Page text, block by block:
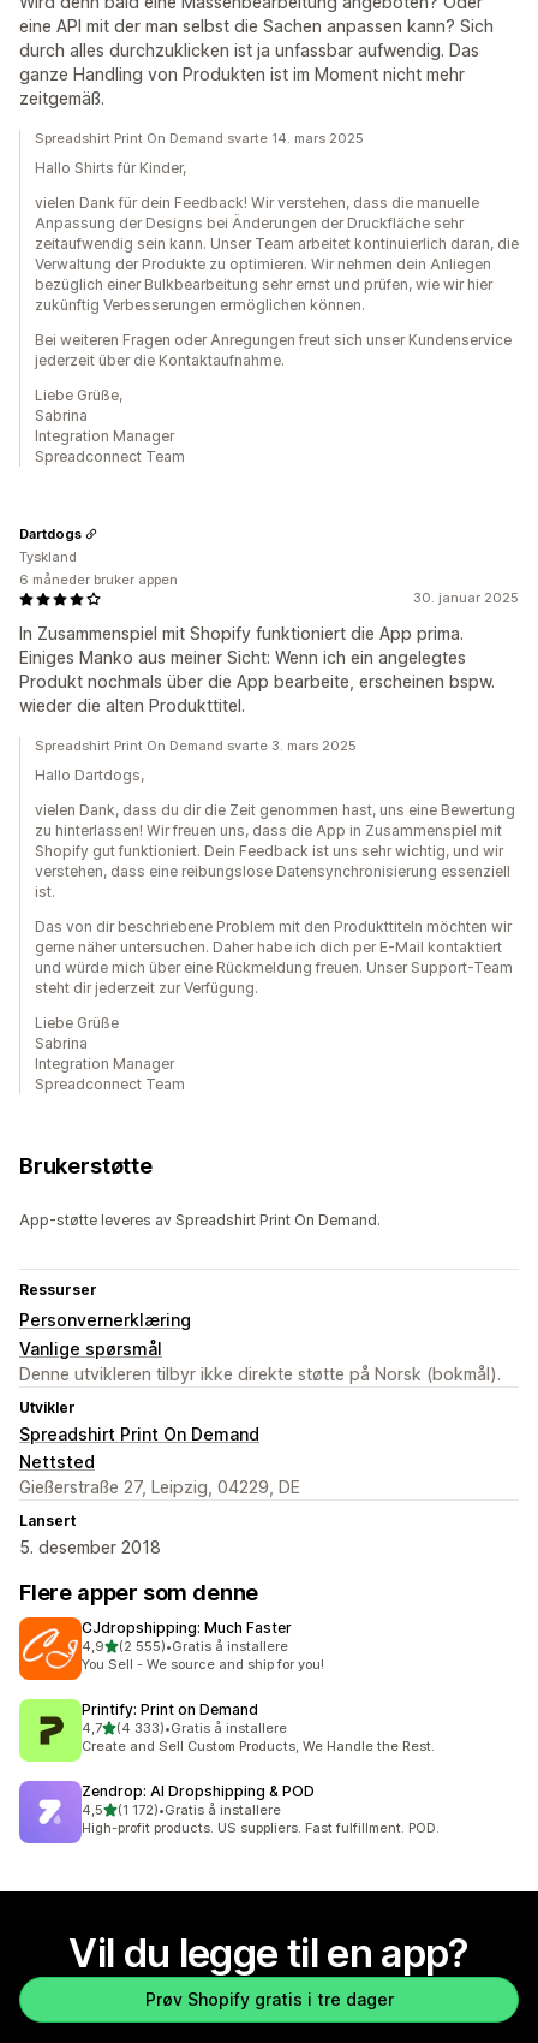
eine API mit der man selbst die Sachen anpassen kann? Sich
durch alles durchzuklicken ist ja unfassbar aufwendig. Das
ganze Handling von Produkten ist im Moment nicht mehr
zeitgemäß.
Spreadshirt Print On Demand svarte 14. mars 2025
Hallo Shirts für Kinder,
vielen Dank für dein Feedback! Wir verstehen, dass die manuelle
Anpassung der Designs bei Änderungen der Druckfläche sehr
zeitaufwendig sein kann. Unser Team arbeitet kontinuierlich daran, die
Verwaltung der Produkte zu optimieren. Wir nehmen dein Anliegen
bezüglich einer Bulkbearbeitung sehr ernst und prüfen, wie wir hier
zukünftig Verbesserungen ermöglichen können.
Bei weiteren Fragen oder Anregungen freut sich unser Kundenservice
jederzeit über die Kontaktaufnahme.
Liebe Grüße,
Sabrina
Integration Manager
Spreadconnect Team
30. januar 2025
In Zusammenspiel mit Shopify funktioniert die App prima.
Einiges Manko aus meiner Sicht: Wenn ich ein angelegtes
Produkt nochmals über die App bearbeite, erscheinen bspw.
wieder die alten Produkttitel.
Dartdogs
Tyskland
6 måneder bruker appen
Spreadshirt Print On Demand svarte 3. mars 2025
Hallo Dartdogs,
vielen Dank, dass du dir die Zeit genommen hast, uns eine Bewertung
zu hinterlassen! Wir freuen uns, dass die App in Zusammenspiel mit
Shopify gut funktioniert. Dein Feedback ist uns sehr wichtig, und wir
verstehen, dass eine reibungslose Datensynchronisierung essenziell
ist.
Das von dir beschriebene Problem mit den Produkttiteln möchten wir
gerne näher untersuchen. Daher habe ich dich per E-Mail kontaktiert
und würde mich über eine Rückmeldung freuen. Unser Support-Team
steht dir jederzeit zur Verfügung.
Liebe Grüße
Sabrina
Integration Manager
Spreadconnect Team
Brukerstøtte
App-støtte leveres av Spreadshirt Print On Demand.
Ressurser
Personvernerklæring
Vanlige spørsmål
Denne utvikleren tilbyr ikke direkte støtte på Norsk (bokmål).
Utvikler
Spreadshirt Print On Demand
Nettsted
Gießerstraße 27, Leipzig, 04229, DE
Lansert
5. desember 2018
Flere apper som denne
CJdropshipping: Much Faster
4,9av 5 stjerner
(2 555)
Totalt 2555 omtaler
•Gratis å installere
You Sell - We source and ship for you!
Printify: Print on Demand
4,7av 5 stjerner
(4 333)
Totalt 4333 omtaler
•Gratis å installere
Create and Sell Custom Products, We Handle the Rest.
Zendrop: AI Dropshipping & POD
4,5av 5 stjerner
(1 172)
Totalt 1172 omtaler
•Gratis å installere
High-profit products. US suppliers. Fast fulfillment. POD.
Vil du legge til en app?
Prøv Shopify gratis i tre dager